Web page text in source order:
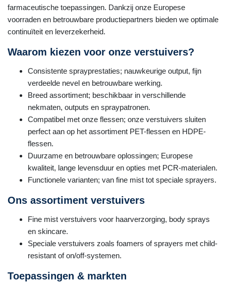
farmaceutische toepassingen. Dankzij onze Europese
voorraden en betrouwbare productiepartners bieden we optimale
continuïteit en leverzekerheid.
Waarom kiezen voor onze verstuivers?
Consistente sprayprestaties; nauwkeurige output, fijn
verdeelde nevel en betrouwbare werking.
Breed assortiment; beschikbaar in verschillende
nekmaten, outputs en spraypatronen.
Compatibel met onze flessen; onze verstuivers sluiten
perfect aan op het assortiment PET-flessen en HDPE-
flessen.
Duurzame en betrouwbare oplossingen; Europese
kwaliteit, lange levensduur en opties met PCR-materialen.
Functionele varianten; van fine mist tot speciale sprayers.
Ons assortiment verstuivers
Fine mist verstuivers voor haarverzorging, body sprays
en skincare.
Speciale verstuivers zoals foamers of sprayers met child-
resistant of on/off-systemen.
Toepassingen & markten